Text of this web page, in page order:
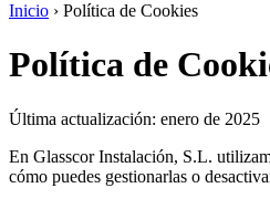
Inicio › Política de Cookies
Política de
Última actualización: enero de 2025
En Glasscor Instalación, S.L.
cómo puedes gestionarlas o